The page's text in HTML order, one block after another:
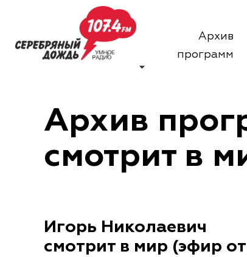
Архив
программ
Архив
смотрит в
Игорь Николаевич
смотрит в мир (эфир от